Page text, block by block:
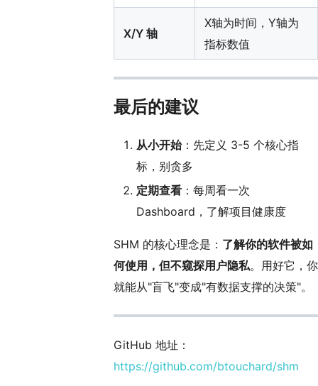
X/Y 轴
X轴为时间，Y轴为
指标数值
最后的建议
从小开始：先定义 3-5 个核心指
标，别贪多
定期查看 ：每周看一次
Dashboard，了解项目健康度
SHM 的核心理念是： 了解你的软件被如
何使用，但不窥探用户隐私。用好它，你
就能从"盲飞"变成"有数据支撑的决策"。
GitHub 地址：
https://github.com/btouchard/shm